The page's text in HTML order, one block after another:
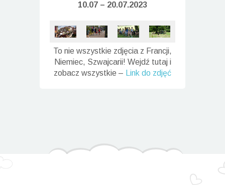
10.07 – 20.07.2023
To nie wszystkie zdjęcia z Francji,
Niemiec, Szwajcarii! Wejdź tutaj i
zobacz wszystkie –
Link do zdjęć